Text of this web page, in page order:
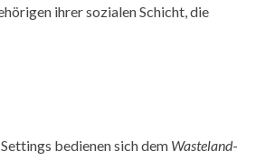
ihrer sozialen Schicht, die
bedienen sich dem Wasteland-